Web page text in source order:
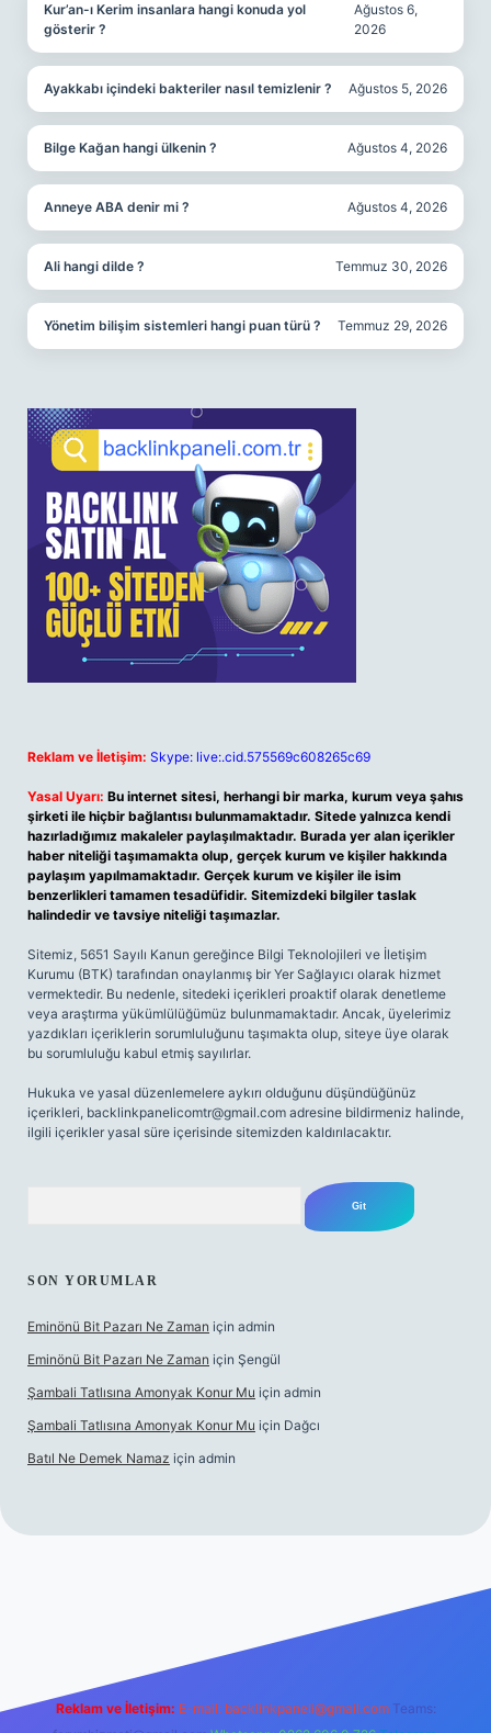
Kur’an-ı Kerim insanlara hangi konuda yol
gösterir ?
Ağustos 6,
2026
Ayakkabı içindeki bakteriler nasıl temizlenir ? Ağustos 5, 2026
Bilge Kağan hangi ülkenin ? Ağustos 4, 2026
Anneye ABA denir mi ? Ağustos 4, 2026
Ali hangi dilde ? Temmuz 30, 2026
Yönetim bilişim sistemleri hangi puan türü ? Temmuz 29, 2026
Reklam ve İletişim: Skype: live:.cid.575569c608265c69
Yasal Uyarı: Bu internet sitesi, herhangi bir marka, kurum veya şahıs
şirketi ile hiçbir bağlantısı bulunmamaktadır. Sitede yalnızca kendi
hazırladığımız makaleler paylaşılmaktadır. Burada yer alan içerikler
haber niteliği taşımamakta olup, gerçek kurum ve kişiler hakkında
paylaşım yapılmamaktadır. Gerçek kurum ve kişiler ile isim
benzerlikleri tamamen tesadüfidir. Sitemizdeki bilgiler taslak
halindedir ve tavsiye niteliği taşımazlar.
Sitemiz, 5651 Sayılı Kanun gereğince Bilgi Teknolojileri ve İletişim
Kurumu (BTK) tarafından onaylanmış bir Yer Sağlayıcı olarak hizmet
vermektedir. Bu nedenle, sitedeki içerikleri proaktif olarak denetleme
veya araştırma yükümlülüğümüz bulunmamaktadır. Ancak, üyelerimiz
yazdıkları içeriklerin sorumluluğunu taşımakta olup, siteye üye olarak
bu sorumluluğu kabul etmiş sayılırlar.
Hukuka ve yasal düzenlemelere aykırı olduğunu düşündüğünüz
içerikleri, backlinkpanelicomtr@gmail.com adresine bildirmeniz halinde,
ilgili içerikler yasal süre içerisinde sitemizden kaldırılacaktır.
SON YORUMLAR
Eminönü Bit Pazarı Ne Zaman için admin
Eminönü Bit Pazarı Ne Zaman için Şengül
Şambali Tatlısına Amonyak Konur Mu için admin
Şambali Tatlısına Amonyak Konur Mu için Dağcı
Batıl Ne Demek Namaz için admin
Reklam ve İletişim: E-mail: backlinkpaneli@gmail.com Teams: